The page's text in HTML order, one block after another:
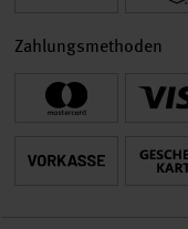
Zahlungsmethoden